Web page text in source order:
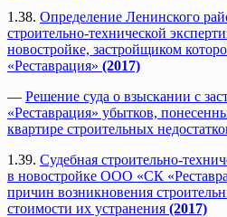
1.38. Определение Ленинского
строительно-технической
новостройке, застройщиком
«Реставрация» (2017)
— Решение суда о взыскании с
«Реставрация» убытков,
квартире строительных
1.39. Судебная строительно-
в новостройке ООО «СК
причин возникновения
стоимости их устранения (2017)